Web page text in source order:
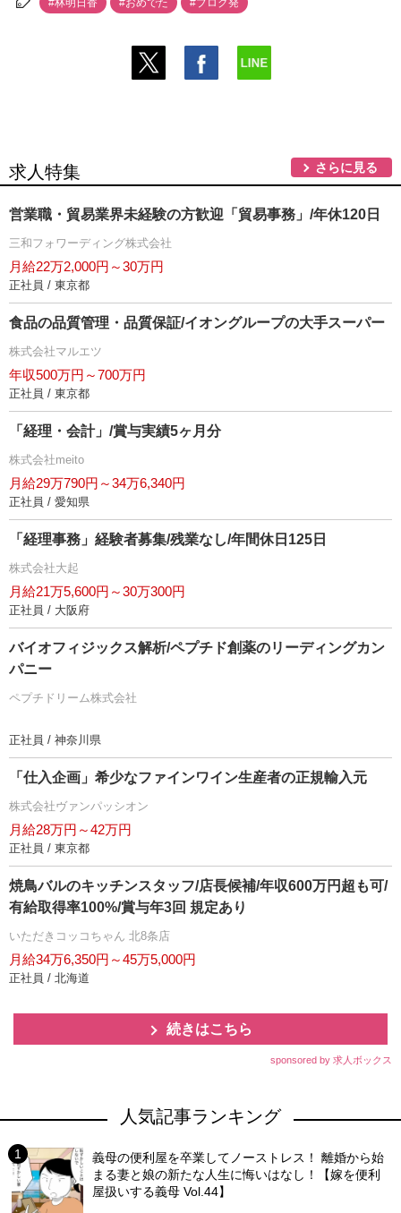
#林明日香 #おめでた #ブログ発
求人特集 さらに見る
営業職・貿易業界未経験の方歓迎「貿易事務」/年休120日
三和フォワーディング株式会社
月給22万2,000円～30万円
正社員 / 東京都
食品の品質管理・品質保証/イオングループの大手スーパー
株式会社マルエツ
年収500万円～700万円
正社員 / 東京都
「経理・会計」/賞与実績5ヶ月分
株式会社meito
月給29万790円～34万6,340円
正社員 / 愛知県
「経理事務」経験者募集/残業なし/年間休日125日
株式会社大起
月給21万5,600円～30万300円
正社員 / 大阪府
バイオフィジックス解析/ペプチド創薬のリーディングカン
パニー
ペプチドリーム株式会社
正社員 / 神奈川県
「仕入企画」希少なファインワイン生産者の正規輸入元
株式会社ヴァンパッシオン
月給28万円～42万円
正社員 / 東京都
焼鳥バルのキッチンスタッフ/店長候補/年収600万円超も可/
有給取得率100%/賞与年3回 規定あり
いただきコッコちゃん 北8条店
月給34万6,350円～45万5,000円
正社員 / 北海道
続きはこちら
sponsored by 求人ボックス
人気記事ランキング
義母の便利屋を卒業してノーストレス！ 離婚から始
まる妻と娘の新たな人生に悔いはなし！【嫁を便利
屋扱いする義母 Vol.44】